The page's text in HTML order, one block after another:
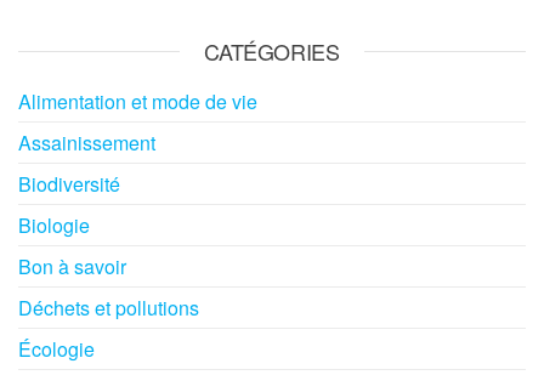
CATÉGORIES
Alimentation et mode de vie
Assainissement
Biodiversité
Biologie
Bon à savoir
Déchets et pollutions
Écologie